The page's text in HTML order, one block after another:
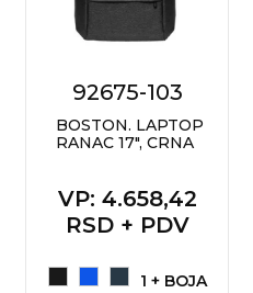
92675-103
BOSTON. LAPTOP
RANAC 17", CRNA
VP: 4.658,42
RSD + PDV
1 + BOJA